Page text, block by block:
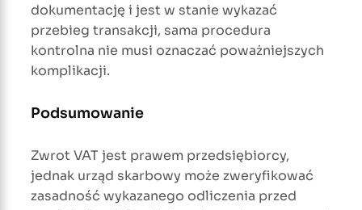
dokumentację i jest w stanie wykazać
przebieg transakcji, sama procedura
kontrolna nie musi oznaczać poważniejszych
komplikacji.
Podsumowanie
Zwrot VAT jest prawem przedsiębiorcy,
jednak urząd skarbowy może zweryfikować
zasadność wykazanego odliczenia przed